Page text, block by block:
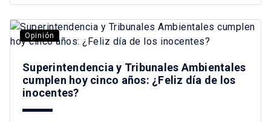
Opinión
Superintendencia y Tribunales Ambientales
cumplen hoy cinco años: ¿Feliz día de los
inocentes?